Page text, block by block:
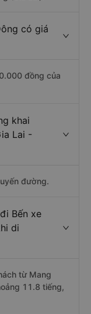
có giá
đồng của
khai
Lai -
đường.
Bến xe
di
từ Mang
11.8 tiếng,